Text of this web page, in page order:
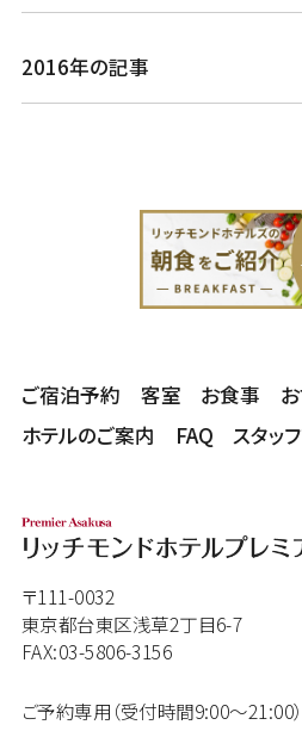
2016年の記事
ご宿泊予約 客室 お食事
ホテルのご案内
FAQ スタッ
〒111-0032
東京都台東区浅草2丁目6-7
FAX:03-5806-3156
ご予約専用（受付時間9:00～21:00）